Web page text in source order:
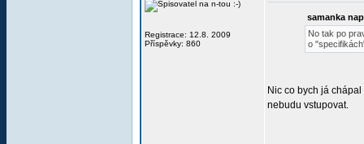
Registrace: 12.8. 2009
Příspěvky: 860
samanka
No tak po
o
Nic co bych já
nebudu vstupovat.